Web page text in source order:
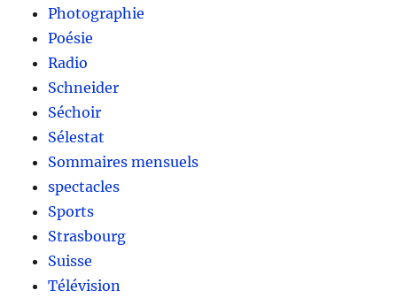
Photographie
Poésie
Radio
Schneider
Séchoir
Sélestat
Sommaires mensuels
spectacles
Sports
Strasbourg
Suisse
Télévision